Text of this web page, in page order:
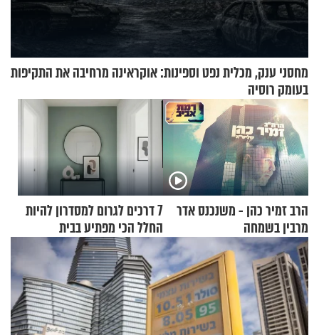
מחסני ענק, מכלית נפט וספינות: אוקראינה מרחיבה את התקיפות
בעומק רוסיה
הרב זמיר כהן - משנכנס אדר
מרבין בשמחה
7 דרכים לגרום למסדרון להיות
החלל הכי מפתיע בבית